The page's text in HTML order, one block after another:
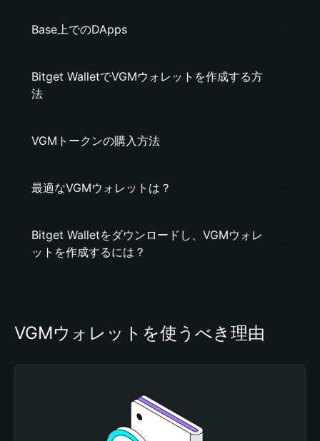
Base上でのDApps
Bitget WalletでVGMウォレットを作成する方
法
VGMトークンの購入方法
最適なVGMウォレットは？
Bitget Walletをダウンロードし、VGMウォレ
ットを作成するには？
VGMウォレットを使うべき理由